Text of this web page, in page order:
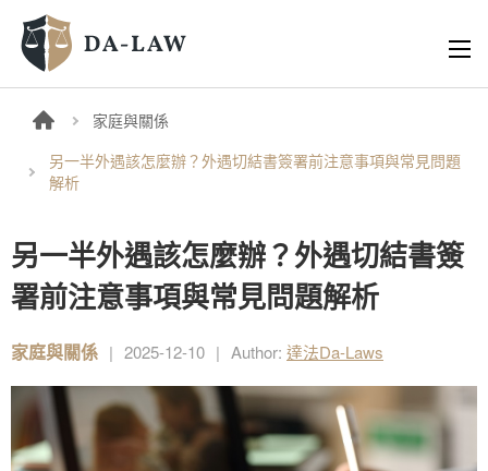
家庭與關係
另一半外遇該怎麼辦？外遇切結書簽署前注意事項與常見問題
解析
另一半外遇該怎麼辦？外遇切結書簽
署前注意事項與常見問題解析
家庭與關係 | 2025-12-10 | Author: 達法Da-Laws